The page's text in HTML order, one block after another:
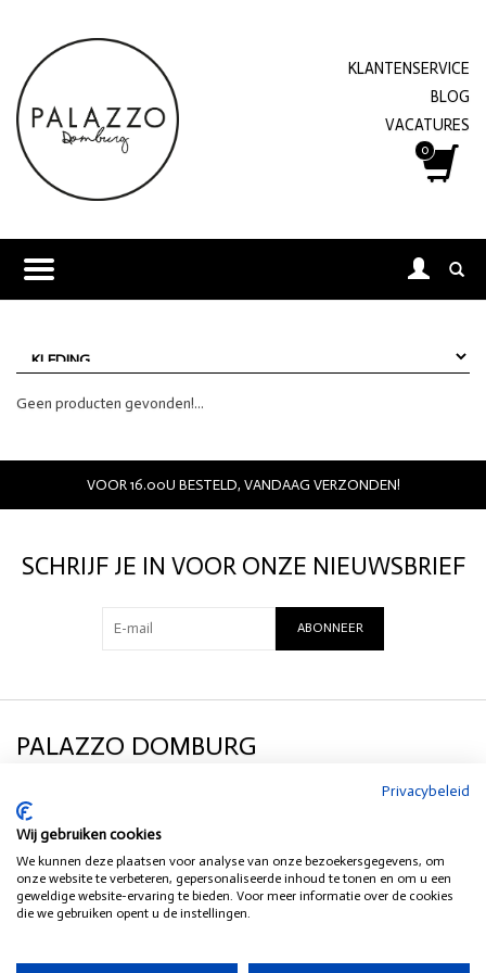
KLANTENSERVICE
BLOG
VACATURES
0
Geen producten gevonden!...
VOOR 16.00U BESTELD, VANDAAG VERZONDEN!
SCHRIJF JE IN VOOR ONZE NIEUWSBRIEF
ABONNEER
PALAZZO DOMBURG
KLANTENSERVICE
SOCIAL MEDIA
Privacybeleid
Wij gebruiken cookies
We kunnen deze plaatsen voor analyse van onze bezoekersgegevens, om
onze website te verbeteren, gepersonaliseerde inhoud te tonen en om u een
geweldige website-ervaring te bieden. Voor meer informatie over de cookies
die we gebruiken opent u de instellingen.